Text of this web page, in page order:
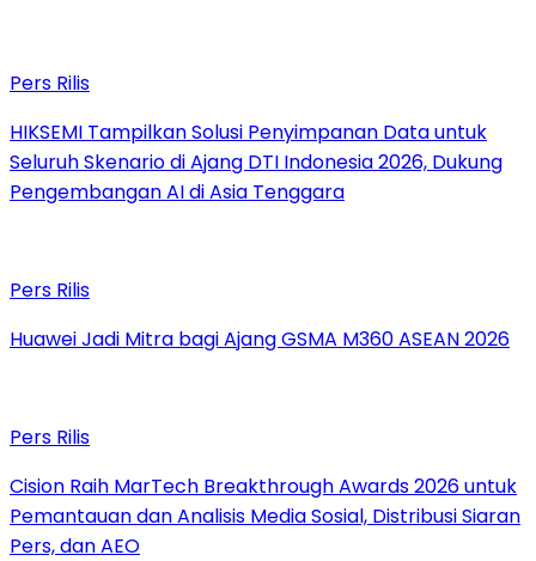
Pers Rilis
HIKSEMI Tampilkan Solusi Penyimpanan Data untuk
Seluruh Skenario di Ajang DTI Indonesia 2026, Dukung
Pengembangan AI di Asia Tenggara
Pers Rilis
Huawei Jadi Mitra bagi Ajang GSMA M360 ASEAN 2026
Pers Rilis
Cision Raih MarTech Breakthrough Awards 2026 untuk
Pemantauan dan Analisis Media Sosial, Distribusi Siaran
Pers, dan AEO